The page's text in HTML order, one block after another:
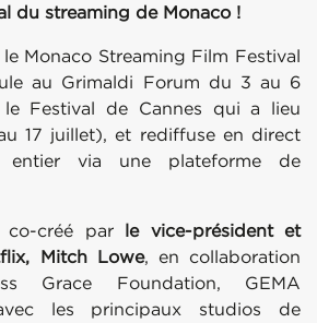
du streaming de Monaco !
Monaco Streaming Film Festival
au Grimaldi Forum du 3 au 6
Festival de Cannes qui a lieu
17 juillet), et rediffuse en direct
via une plateforme de
créé par le vice-président et
Mitch Lowe, en collaboration
Grace Foundation, GEMA
les principaux studios de